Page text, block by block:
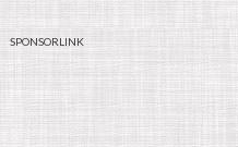
SPONSORLINK